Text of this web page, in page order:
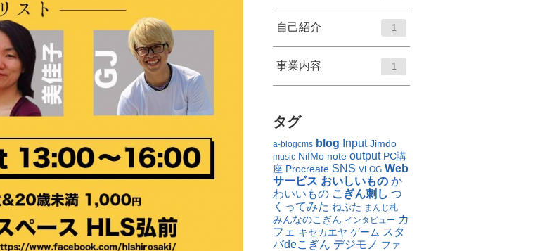
自己紹介 1
事業内容 1
タグ
a-blogcms blog Input Jimdo
music NifMo note output PC講
座 Procreate SNS VLOG Web
サービス おいしいもの か
わいいもの こぎん刺し つ
くってみた ねぷた まんじ札
みんなのこぎん インタビュー カ
フェ キセカエヤ ゲーム スタ
バdeこぎん デジモノ ファ